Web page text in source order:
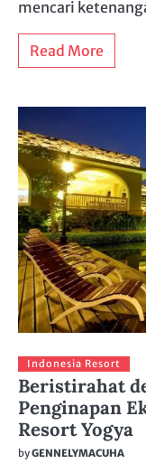
mencari
Read More
Indonesia Resort
Beristirahat
Penginapan
Resort Yogya
byGENNELYMACUHA